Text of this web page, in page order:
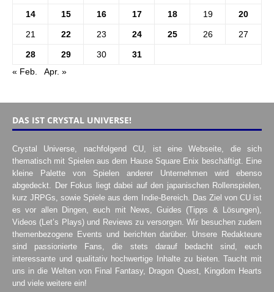
14 15 16 17 18 19 20
21 22 23 24 25 26 27
28 29 30
31
« Feb.
Apr. »
DAS IST CRYSTAL UNIVERSE!
Crystal Universe, nachfolgend CU, ist eine Webseite, die sich
thematisch mit Spielen aus dem Hause Square Enix beschäftigt. Eine
kleine Palette von Spielen anderer Unternehmen wird ebenso
abgedeckt. Der Fokus liegt dabei auf den japanischen Rollenspielen,
kurz JRPGs, sowie Spiele aus dem Indie-Bereich. Das Ziel von CU ist
es vor allen Dingen, euch mit News, Guides (Tipps & Lösungen),
Videos (Let’s Plays) und Reviews zu versorgen. Wir besuchen zudem
themenbezogene Events und berichten darüber. Unsere Redakteure
sind passionierte Fans, die stets darauf bedacht sind, euch
interessante und qualitativ hochwertige Inhalte zu bieten. Taucht mit
uns in die Welten von Final Fantasy, Dragon Quest, Kingdom Hearts
und viele weitere ein!